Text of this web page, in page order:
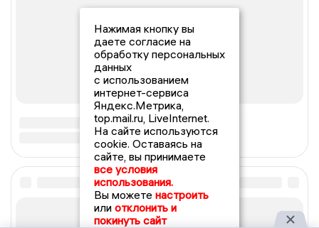
Нажимая кнопку вы
даете согласие на
обработку персональных
данных
с использованием
интернет-сервиса
Яндекс.Метрика,
top.mail.ru, LiveInternet.
На сайте используются
cookie. Оставаясь на
сайте, вы принимаете
все условия
использования.
Вы можете настроить
или отклонить и
покинуть сайт